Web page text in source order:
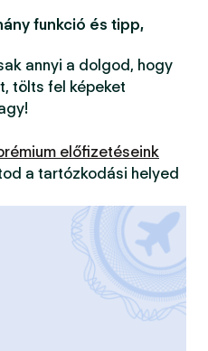
funkció és tipp,
annyi a dolgod, hogy
tölts fel képeket
előfizetéseink
a tartózkodási helyed